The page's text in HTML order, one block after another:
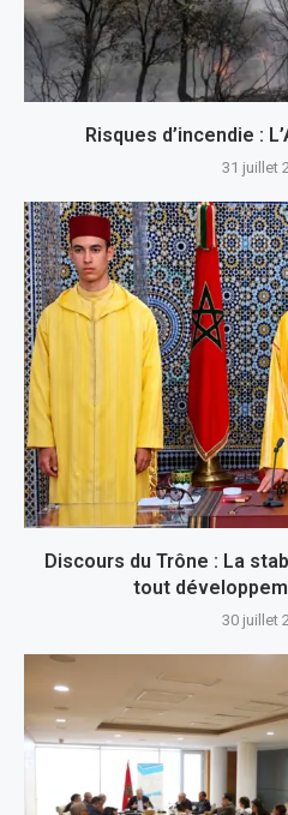
Risques d’incendie :
31 juillet
Discours du Trône : La
tout
30 juillet